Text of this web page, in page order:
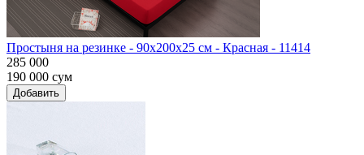
Простыня на резинке - 90x200x25 cм - Красная - 11414
285 000
190 000 сум
Добавить